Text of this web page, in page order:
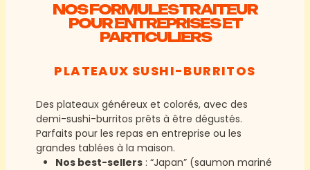
NOS FORMULES TRAITEUR
POUR ENTREPRISES ET
PARTICULIERS
PLATEAUX SUSHI-BURRITOS
Des plateaux généreux et colorés, avec des
demi-sushi-burritos prêts à être dégustés.
Parfaits pour les repas en entreprise ou les
grandes tablées à la maison.
Nos best-sellers : “Japan” (saumon mariné